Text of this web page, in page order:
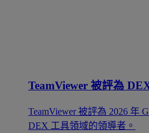
TeamViewer 被評為
TeamViewer 被評為 2026 年
DEX 工具領域的領導者。